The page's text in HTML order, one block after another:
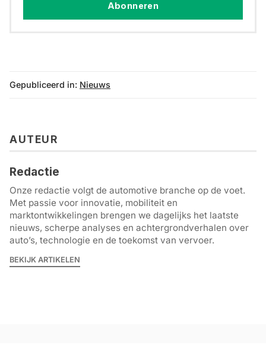
Abonneren
Gepubliceerd in: Nieuws
AUTEUR
Redactie
Onze redactie volgt de automotive branche op de voet.
Met passie voor innovatie, mobiliteit en
marktontwikkelingen brengen we dagelijks het laatste
nieuws, scherpe analyses en achtergrondverhalen over
auto’s, technologie en de toekomst van vervoer.
BEKIJK ARTIKELEN